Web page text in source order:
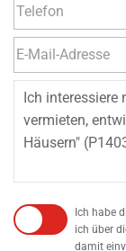
Ich habe
ich über
damit